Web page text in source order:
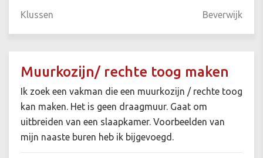
Klussen Beverwijk
Muurkozijn/ rechte toog maken
Ik zoek een vakman die een muurkozijn / rechte toog
kan maken. Het is geen draagmuur. Gaat om
uitbreiden van een slaapkamer. Voorbeelden van
mijn naaste buren heb ik bijgevoegd.